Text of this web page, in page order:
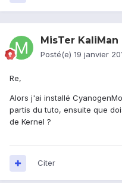
MisTer KaliMan
Posté(e) 19 janvier
Re,
Alors j'ai installé
partis du tuto, ensuite que
de Kernel ?
Citer